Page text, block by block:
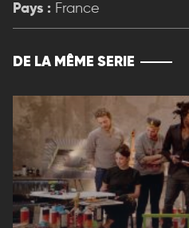
Pays : France
DE LA MÊME SERIE